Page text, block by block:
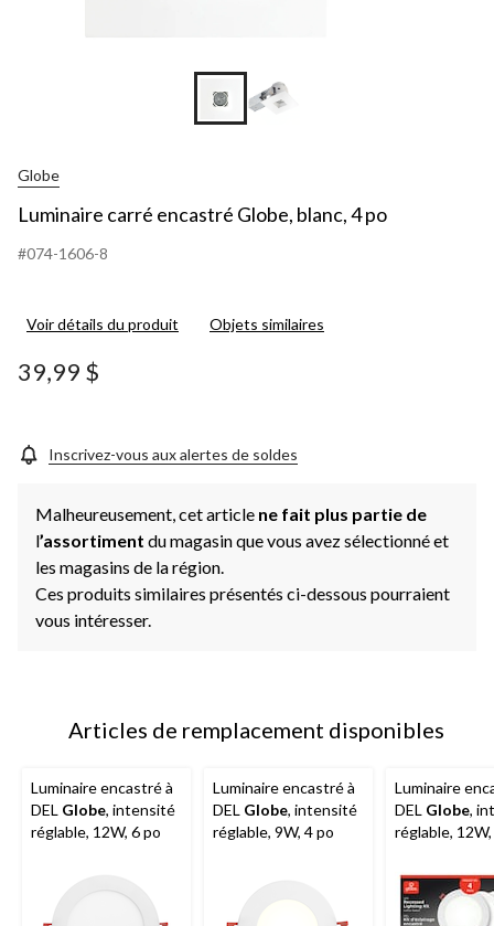
Globe
Luminaire carré encastré Globe, blanc, 4 po
#074-1606-8
Voir détails du produit Objets similaires
39,99 $
Inscrivez-vous aux alertes de soldes
Malheureusement, cet article ne fait plus partie de
l’assortiment du magasin que vous avez sélectionné et
les magasins de la région.
Ces produits similaires présentés ci-dessous pourraient
vous intéresser.
Articles de remplacement disponibles
Luminaire encastré à
DEL Globe, intensité
réglable, 12W, 6 po
Luminaire encastré à
DEL Globe, intensité
réglable, 9W, 4 po
Luminaire
DEL Globe,
réglable,